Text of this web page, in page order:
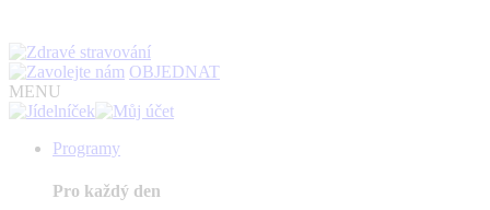
OBJEDNAT
MENU
Programy
Pro každý den